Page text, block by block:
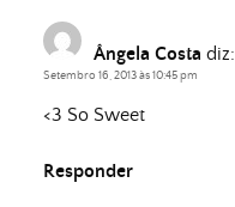
Ângela Costa diz:
Setembro 16, 2013 às 10:45 pm
<3 So Sweet
Responder